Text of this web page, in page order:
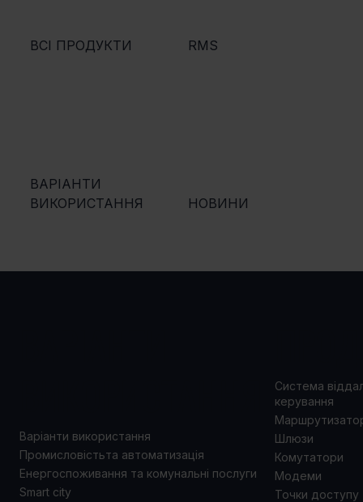
ВСІ ПРОДУКТИ RMS
ВАРІАНТИ
ВИКОРИСТАННЯ
НОВИНИ
Варіанти використання
Промисловістьта автоматизація
Енергоспоживання та комунальні послуги
Smart city
Система
керування
Шлюзи
Комутатори
Модеми
Точки доступу